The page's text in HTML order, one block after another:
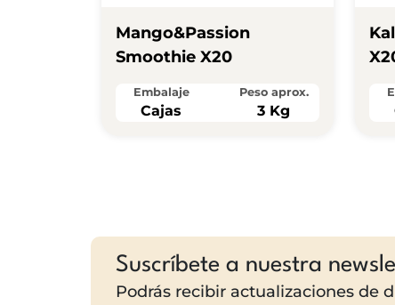
Mango&passion
Smoothie X20
Embalaje
Cajas
Peso aprox.
3 Kg
Suscríbete a nuestra
Podrás recibir actualizaciones de